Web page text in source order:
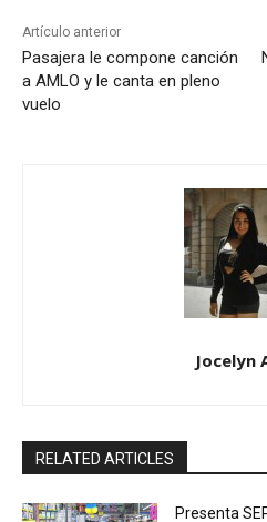
Artículo anterior
Pasajera le compone canción
a AMLO y le canta en pleno
vuelo
Jocelyn
RELATED ARTICLES
Presenta